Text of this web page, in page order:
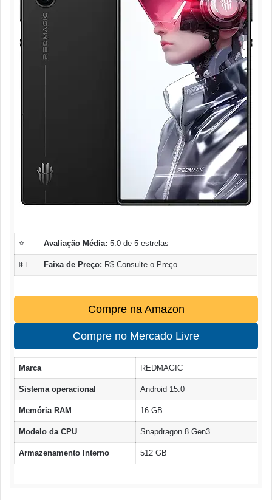
⭐ Avaliação Média: 5.0 de 5 estrelas
💵 Faixa de Preço: R$ Consulte o Preço
Compre na Amazon
Compre no Mercado Livre
Marca REDMAGIC
Sistema operacional Android 15.0
Memória RAM 16 GB
Modelo da CPU Snapdragon 8 Gen3
Armazenamento Interno 512 GB